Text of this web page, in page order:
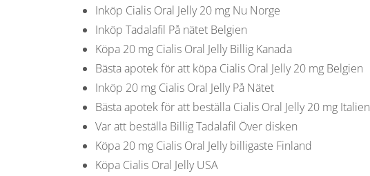
Inköp Cialis Oral Jelly 20 mg Nu Norge
Inköp Tadalafil På nätet Belgien
Köpa 20 mg Cialis Oral Jelly Billig Kanada
Bästa apotek för att köpa Cialis Oral Jelly 20 mg Belgien
Inköp 20 mg Cialis Oral Jelly På Nätet
Bästa apotek för att beställa Cialis Oral Jelly 20 mg Italien
Var att beställa Billig Tadalafil Över disken
Köpa 20 mg Cialis Oral Jelly billigaste Finland
Köpa Cialis Oral Jelly USA